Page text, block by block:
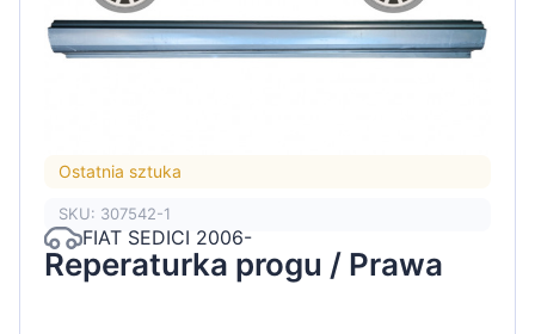
Ostatnia sztuka
SKU: 307542-1
FIAT SEDICI 2006-
Reperaturka progu / Prawa